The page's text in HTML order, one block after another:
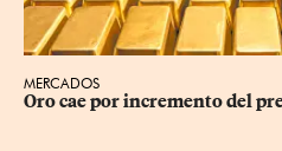
MERCADOS
Oro cae por incremento del